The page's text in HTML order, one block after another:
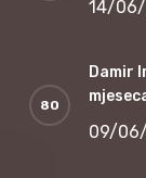
14/
Damir
09/